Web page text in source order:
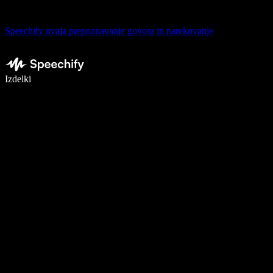
Speechify uvaja prepoznavanje govora in narekovanje
Izdelki
Pišite 5× hitreje z narekovanjem